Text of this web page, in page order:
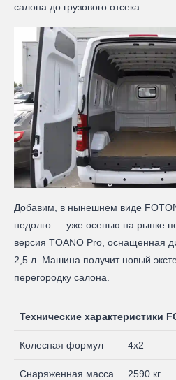
салона до грузового отсека.
Добавим, в нынешнем виде
недолго — уже осенью на рынке
версия TOANO Pro, оснащенная
2,5 л. Машина получит новый
перегородку салона.
Технические характеристики
Колесная формул 4х2
Снаряженная масса 2590 кг